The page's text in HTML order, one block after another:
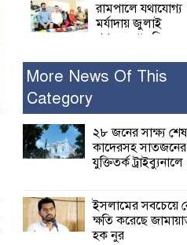
রামপালে যথাযোগ্য
মর্যাদায় জুলাই
গণঅভ্যুত্থান দিবসে
কাদেরসহ
বিরুদ্ধে যুক্তিতর্ক
ট্রাইব্যুনালে
ক্ষতি করেছে
নুরুল হক নুর
More News Of This
Category
২৮ জনের সাক্ষ্য
কাদেরসহ সাতজনের
যুক্তিতর্ক ট্রাইব্যুনালে
ইসলামের সবচেয়ে
ক্ষতি করেছে
হক নুর